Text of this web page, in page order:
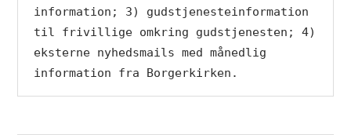
information; 3) gudstjenesteinformation
til frivillige omkring gudstjenesten; 4)
eksterne nyhedsmails med månedlig
information fra Borgerkirken.